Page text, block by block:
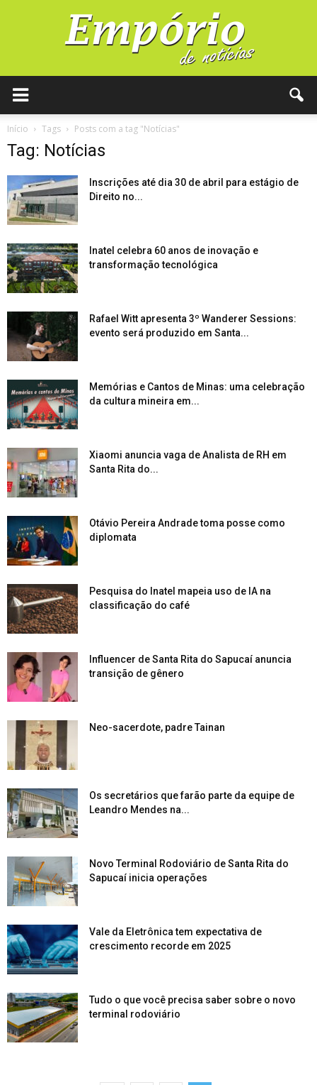
Início Tags Posts com a tag "Notícias"
Tag: Notícias
Inscrições até dia 30 de abril para estágio de
Direito no...
Inatel celebra 60 anos de inovação e
transformação tecnológica
Rafael Witt apresenta 3º Wanderer Sessions:
evento será produzido em Santa...
Memórias e Cantos de Minas: uma celebração
da cultura mineira em...
Xiaomi anuncia vaga de Analista de RH em
Santa Rita do...
Otávio Pereira Andrade toma posse como
diplomata
Pesquisa do Inatel mapeia uso de IA na
classificação do café
Influencer de Santa Rita do Sapucaí anuncia
transição de gênero
Neo-sacerdote, padre Tainan
Os secretários que farão parte da equipe de
Leandro Mendes na...
Novo Terminal Rodoviário de Santa Rita do
Sapucaí inicia operações
Vale da Eletrônica tem expectativa de
crescimento recorde em 2025
Tudo o que você precisa saber sobre o novo
terminal rodoviário